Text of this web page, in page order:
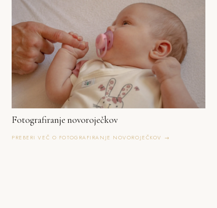
Fotografiranje novoroječkov
PREBERI VEČ O FOTOGRAFIRANJE NOVOROJEČKOV →